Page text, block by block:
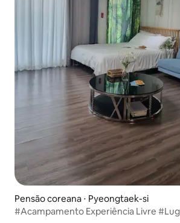
Pensão coreana ⋅ Pyeongtaek-si
#Acampamento Experiência Livre